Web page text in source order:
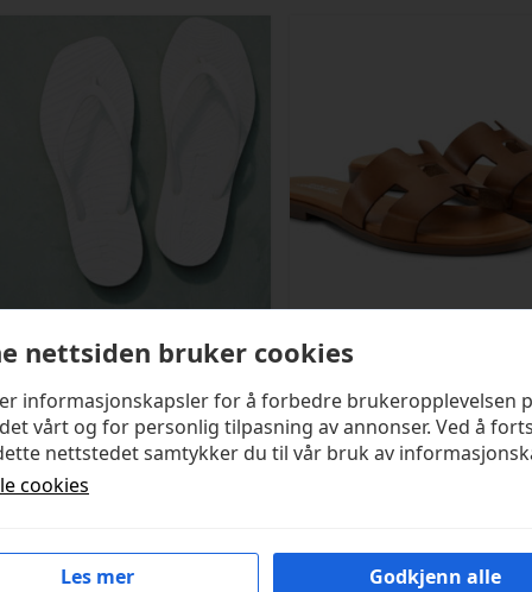
SLEEPERS
Tapered White
kr499,00
SHOE BIZ COPENHAGEN
Seattle Sandal
kr1 399,00
nettsiden bruker cookies
informasjonskapsler for å forbedre brukeropplevelsen
vårt og for personlig tilpasning av annonser. Ved å
nettstedet samtykker du til vår bruk av
cookies
Les mer Godkjenn alle